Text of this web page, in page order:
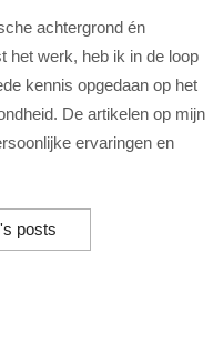
achtergrond én
het werk, heb ik in de loop
kennis opgedaan op het
De artikelen op mijn
ervaringen en
posts